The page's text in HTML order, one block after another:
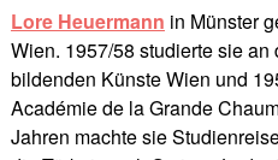
Lore Heuermann in Münster
Wien. 1957/58 studierte sie an
bildenden Künste Wien und
Académie de la Grande
Jahren machte sie